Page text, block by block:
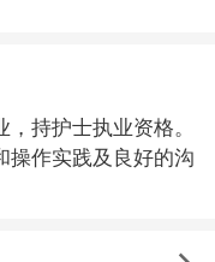
持护士执业资格。
操作实践及良好的沟